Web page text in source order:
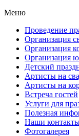
Меню
Проведение
Организация
Организация
Организация
Детский
Артисты на
Артисты на
Встреча гостей
Услуги для
Полезная
Наши
Фотогалерея